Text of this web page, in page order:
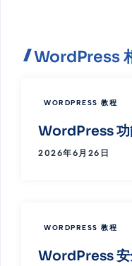
WordPress
WORDPRESS 教程
WordPress 功
2026年6月26日
WORDPRESS 教程
WordPress 安